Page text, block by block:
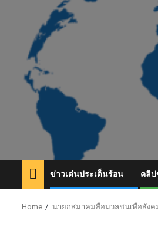
ข่าวเด่นประเด็นร้อน คลิ
Home นายกสมาคมสื่อมวลชนเพื่อสังค